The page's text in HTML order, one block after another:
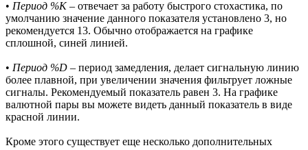
• Период %К– отвечает за работу быстрого стохастика, по
умолчанию значение данного показателя установлено 3, но
рекомендуется 13. Обычно отображается на графике
сплошной, синей линией.
• Период %D – период замедления, делает сигнальную линию
более плавной, при увеличении значения фильтрует ложные
сигналы. Рекомендуемый показатель равен 3. На графике
валютной пары вы можете видеть данный показатель в виде
красной линии.
Кроме этого существует еще несколько дополнительных